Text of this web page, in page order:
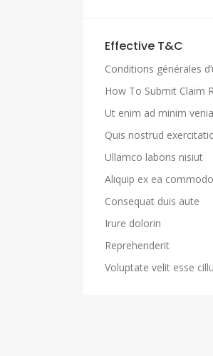
Effective T&C
Conditions générales
How To Submit Claim
Ut enim ad minim
Quis nostrud
Ullamco laboris nisiut
Aliquip ex ea commodo
Consequat duis aute
Irure dolorin
Reprehenderit
Voluptate velit esse